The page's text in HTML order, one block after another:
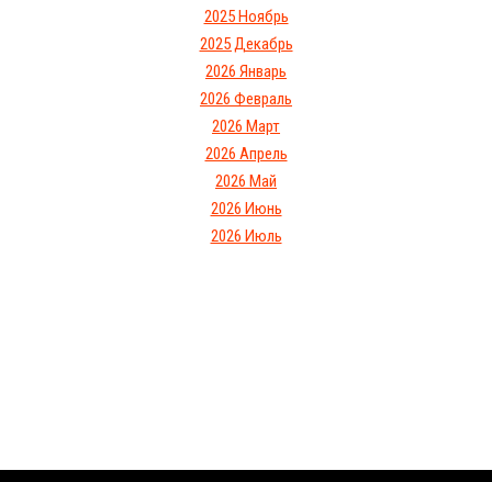
2025 Ноябрь
2025 Декабрь
2026 Январь
2026 Февраль
2026 Март
2026 Апрель
2026 Май
2026 Июнь
2026 Июль